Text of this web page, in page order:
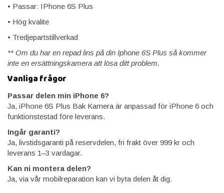
• Passar: IPhone 6S Plus
• Hög kvalite
• Tredjepartstillverkad
** Om du har en repad lins på din Iphone 6S Plus så kommer
inte en ersättningskamera att lösa ditt problem.
Vanliga frågor
Passar delen min iPhone 6?
Ja, iPhone 6S Plus Bak Kamera är anpassad för iPhone 6 och
funktionstestad före leverans.
Ingår garanti?
Ja, livstidsgaranti på reservdelen, fri frakt över 999 kr och
leverans 1–3 vardagar.
Kan ni montera delen?
Ja, via vår mobilreparation kan vi byta delen åt dig.